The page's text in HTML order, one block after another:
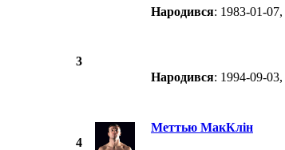
Народився: 1983-01-07,
3
Народився: 1994-09-03,
4
Меттью МакКлін